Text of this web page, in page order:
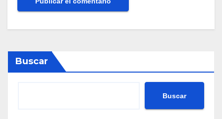
Buscar
Buscar